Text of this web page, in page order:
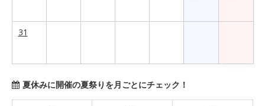
31
夏休みに開催の夏祭りを月ごとにチェック！